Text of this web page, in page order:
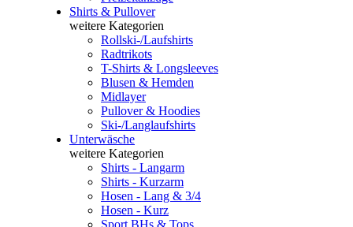
Shirts & Pullover
weitere Kategorien
Rollski-/Laufshirts
Radtrikots
T-Shirts & Longsleeves
Blusen & Hemden
Midlayer
Pullover & Hoodies
Ski-/Langlaufshirts
Unterwäsche
weitere Kategorien
Shirts - Langarm
Shirts - Kurzarm
Hosen - Lang & 3/4
Hosen - Kurz
Sport BHs & Tops